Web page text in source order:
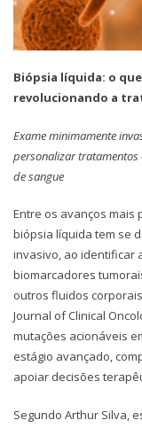
Biópsia líquida: o
revolucionando a
Exame minimamente
personalizar
de sangue
Entre os avanços mais
biópsia líquida tem se
invasivo, ao identificar
biomarcadores
outros fluidos
Journal of Clinical
mutações acionáveis
estágio avançado,
apoiar decisões
Segundo Arthur Silva,